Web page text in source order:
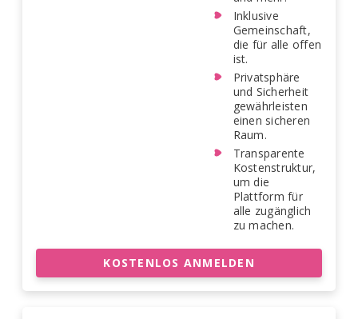
Inklusive
Gemeinschaft,
die für alle offen
ist.
Privatsphäre
und Sicherheit
gewährleisten
einen sicheren
Raum.
Transparente
Kostenstruktur,
um die
Plattform für
alle zugänglich
zu machen.
KOSTENLOS ANMELDEN